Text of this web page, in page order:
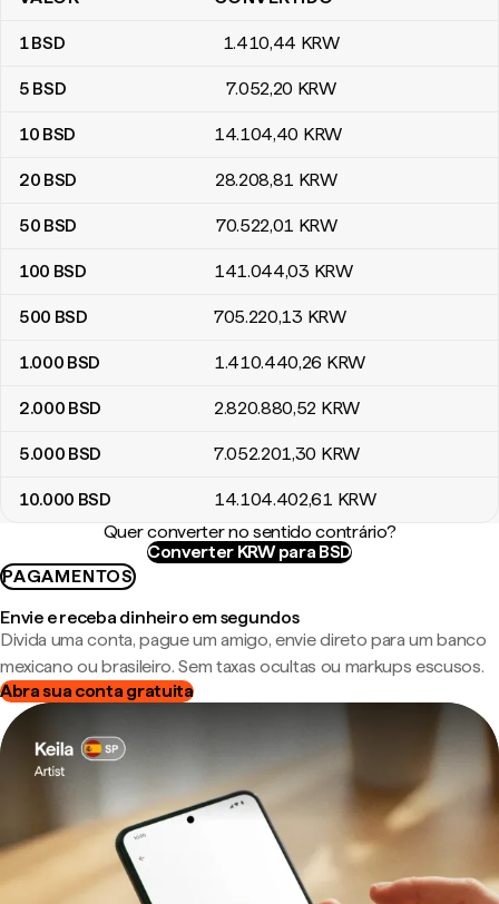
Tabela de conversão de Dólares bahamenses para Wons sul-
1BSD 1.410,44 KRW
5 BSD 7.052,20 KRW
10 BSD 14.104,40 KRW
20 BSD 28.208,81 KRW
50 BSD 70.522,01 KRW
100 BSD 141.044,03 KRW
500 BSD 705.220,13 KRW
1.000 BSD 1.410.440,26 KRW
2.000 BSD 2.820.880,52 KRW
5.000 BSD 7.052.201,30 KRW
10.000 BSD 14.104.402,61 KRW
Quer converter no sentido contrário?
Converter KRW para BSD
PAGAMENTOS
Envie e receba dinheiro em segundos
Divida uma conta, pague um amigo, envie direto para um banco
mexicano ou brasileiro. Sem taxas ocultas ou markups escusos.
Abra sua conta gratuita